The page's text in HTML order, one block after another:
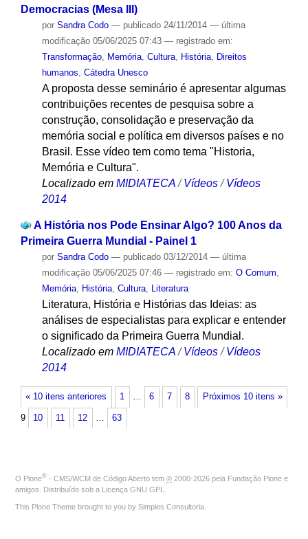
Democracias (Mesa III)
por Sandra Codo — publicado24/11/2014 — última
modificação05/06/2025 07:43 — registrado em:
Transformação, Memória, Cultura, História, Direitos
humanos Cátedra Unesco
A proposta desse seminário é apresentar algumas
contribuições recentes de pesquisa sobre a
construção, consolidação e preservação da
memória social e política em diversos países e no
Brasil. Esse vídeo tem como tema "Historia,
Memória e Cultura".
Localizado em MIDIATECA /Vídeos /Vídeos
2014
A História nos Pode Ensinar Algo? 100 Anos da
Primeira Guerra Mundial - Painel 1
por Sandra Codo — publicado03/12/2014 — última
modificação05/06/2025 07:46 — registrado em: O Comum,
Memória, História, Cultura, Literatura
Literatura, História e Histórias das Ideias: as
análises de especialistas para explicar e entender
o significado da Primeira Guerra Mundial.
Localizado em MIDIATECA /Vídeos /Vídeos
2014
« 10 itens anteriores Próximos 10 itens »
1 … 6 7 8
9 10 11 12 … 63
O Plone® - CMS/WCM de Código Aberto tem © 2000-2026 pela Fundação Plone e
amigos. Distribuído sob a Licença GNU GPL
This Plone Theme brought to you by Simples Consultoria